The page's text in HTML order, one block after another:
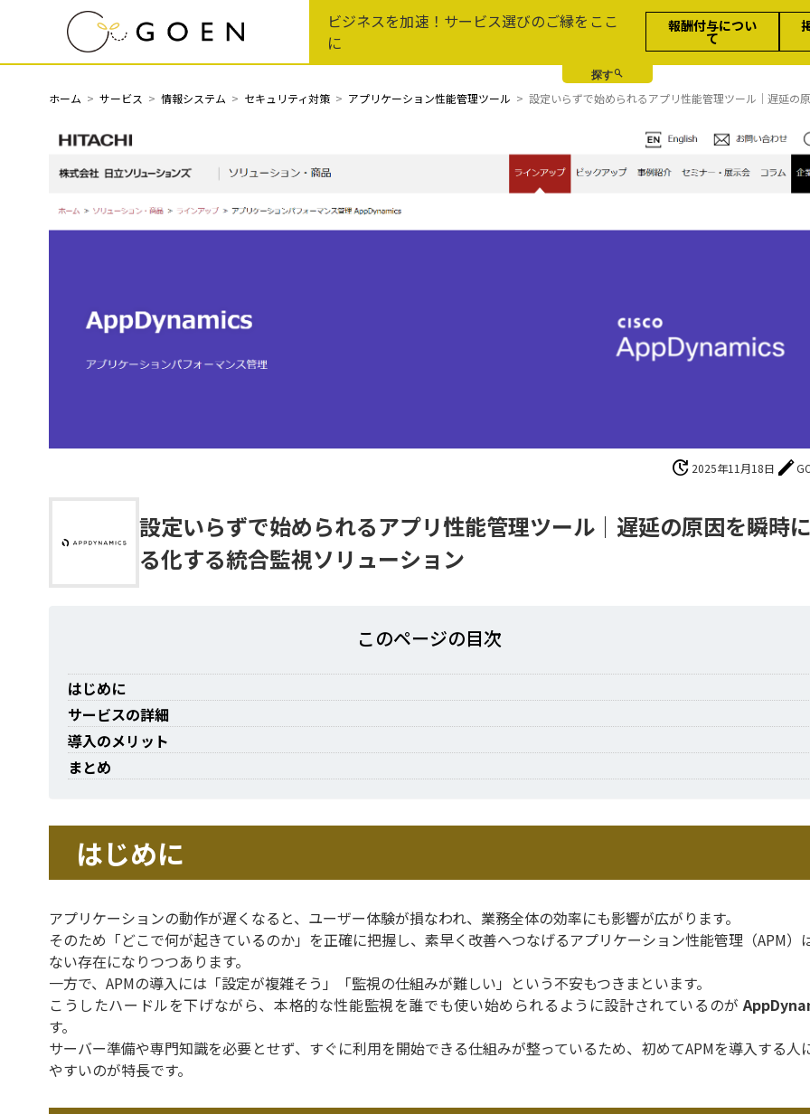
ビジネスを加速！サービス選びのご縁をここ
に
報酬付与につい
て
ホーム サービス 情報システム セキュリティ対策 アプリケーション性能管理ツール 設定いらずで始められるアプリ性能管理ツール｜遅延の
update 2025年11月18日 edit
設定いらずで始められるアプリ性能管理ツール｜遅延の原因を瞬時
る化する統合監視ソリューション
このページの⽬次
はじめに
サービスの詳細
導入のメリット
まとめ
はじめに
アプリケーションの動作が遅くなると、ユーザー体験が損なわれ、業務全体の効率にも影響が広がります。
そのため「どこで何が起きているのか」を正確に把握し、素早く改善へつなげるアプリケーション性能管理（APM）
ない存在になりつつあります。
一方で、APMの導入には「設定が複雑そう」「監視の仕組みが難しい」という不安もつきまといます。
こうしたハードルを下げながら、本格的な性能監視を誰でも使い始められるように設計されているのが
す。
サーバー準備や専門知識を必要とせず、すぐに利用を開始できる仕組みが整っているため、初めてAPMを導入する人
やすいのが特長です。